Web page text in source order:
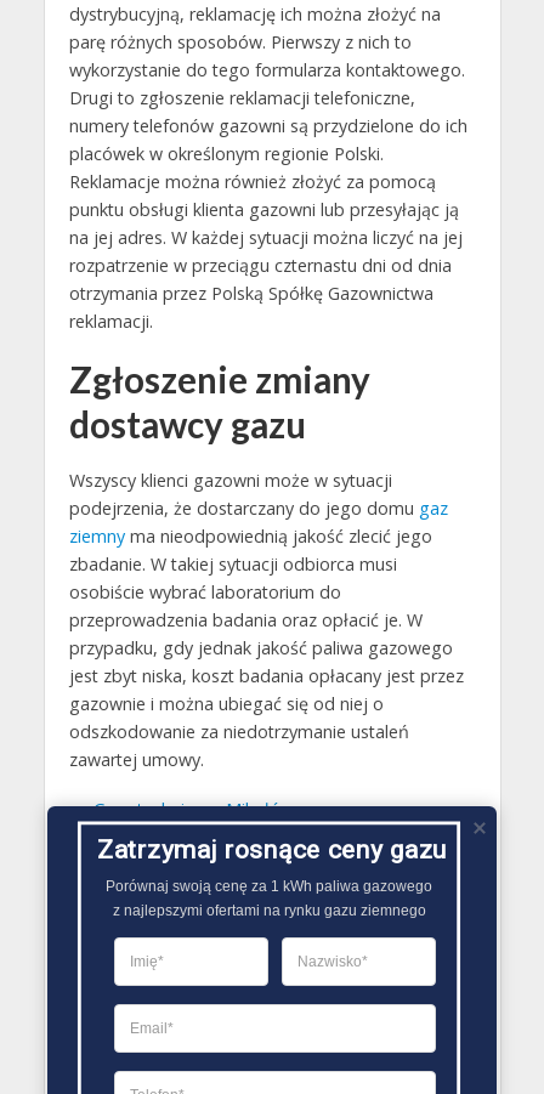
dystrybucyjną, reklamację ich można złożyć na
parę różnych sposobów. Pierwszy z nich to
wykorzystanie do tego formularza kontaktowego.
Drugi to zgłoszenie reklamacji telefoniczne,
numery telefonów gazowni są przydzielone do ich
placówek w określonym regionie Polski.
Reklamacje można również złożyć za pomocą
punktu obsługi klienta gazowni lub przesyłając ją
na jej adres. W każdej sytuacji można liczyć na jej
rozpatrzenie w przeciągu czternastu dni od dnia
otrzymania przez Polską Spółkę Gazownictwa
reklamacji.
Zgłoszenie zmiany
dostawcy gazu
Wszyscy klienci gazowni może w sytuacji
podejrzenia, że dostarczany do jego domu gaz
ziemnyma nieodpowiednią jakość zlecić jego
zbadanie. W takiej sytuacji odbiorca musi
osobiście wybrać laboratorium do
przeprowadzenia badania oraz opłacić je. W
przypadku, gdy jednak jakość paliwa gazowego
jest zbyt niska, koszt badania opłacany jest przez
gazownie i można ubiegać się od niej o
odszkodowanie za niedotrzymanie ustaleń
zawartej umowy.
Gazy techniczne Mikołów
Butle gazowe Mikołów
Gaz płynny Mikołów
LPG Mikołów
Dostawcy gazu Mikołów
PORÓWNYWARKA OFERT GAZU
Zatrzymaj rosnące ceny gazu
Porównaj swoją cenę za 1 kWh paliwa gazowego
z najlepszymi ofertami na rynku gazu ziemnego